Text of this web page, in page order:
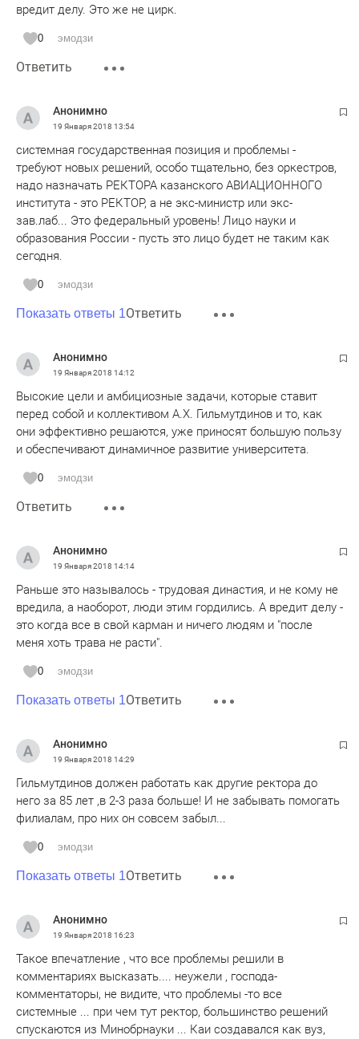
вредит делу. Это же не цирк.
0 эмодзи
Ответить
Анонимно
19 Января 2018 13:54
системная государственная позиция и проблемы -
требуют новых решений, особо тщательно, без оркестров,
надо назначать РЕКТОРА казанского АВИАЦИОННОГО
института - это РЕКТОР, а не экс-министр или экс-
зав.лаб... Это федеральный уровень! Лицо науки и
образования России - пусть это лицо будет не таким как
сегодня.
0 эмодзи
Показать ответы 1Ответить
Анонимно
19 Января 2018 14:12
Высокие цели и амбициозные задачи, которые ставит
перед собой и коллективом А.Х. Гильмутдинов и то, как
они эффективно решаются, уже приносят большую пользу
и обеспечивают динамичное развитие университета.
0 эмодзи
Ответить
Анонимно
19 Января 2018 14:14
Раньше это называлось - трудовая династия, и не кому не
вредила, а наоборот, люди этим гордились. А вредит делу -
это когда все в свой карман и ничего людям и "после
меня хоть трава не расти".
0 эмодзи
Показать ответы 1Ответить
Анонимно
19 Января 2018 14:29
Гильмутдинов должен работать как другие ректора до
него за 85 лет ,в 2-3 раза больше! И не забывать помогать
филиалам, про них он совсем забыл...
0 эмодзи
Показать ответы 1Ответить
Анонимно
19 Января 2018 16:23
Такое впечатление , что все проблемы решили в
комментариях высказать.... неужели , господа-
комментаторы, не видите, что проблемы -то все
системные ... при чем тут ректор, большинство решений
спускаются из Минобрнауки ... Каи создавался как вуз,